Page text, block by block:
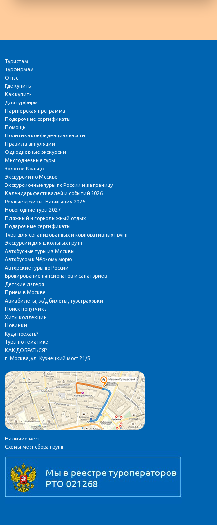
Туристам
Турфирмам
О нас
Где купить
Как купить
Для турфирм
Партнерская программа
Подарочные сертификаты
Помощь
Политика конфиденциальности
Правила аннуляции
Однодневные экскурсии
Многодневные туры
Золотое Кольцо
Экскурсии по Москве
Экскурсионные туры по России и за границу
Календарь фестивалей и событий 2026
Речные круизы. Навигация 2026
Новогодние туры 2027
Пляжный и горнолыжный отдых
Подарочные сертификаты
Туры для организованных и корпоративных групп
Экскурсии для школьных групп
Автобусные туры из Москвы
Автобусом к Чёрному морю
Авторские туры по России
Бронирование пансионатов и санаториев
Детские лагеря
Прием в Москве
Авиабилеты, ж/д билеты, турстраховки
Поиск попутчика
Хиты коллекции
Новинки
Куда поехать?
Туры по тематике
КАК ДОБРАТЬСЯ?
г. Москва, ул. Кузнецкий мост 21/5
Наличие мест
Схемы мест сбора групп